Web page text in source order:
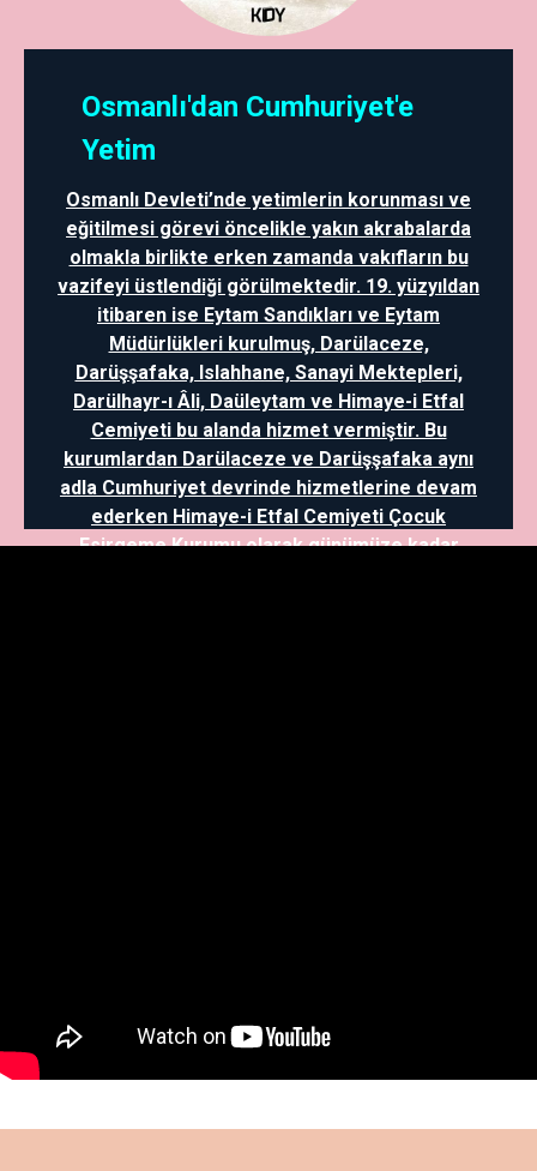
Osmanlı'dan Cumhuriyet'e
Yetim
Osmanlı Devleti’nde yetimlerin korunması ve
eğitilmesi görevi öncelikle yakın akrabalarda
olmakla birlikte erken zamanda vakıfların bu
vazifeyi üstlendiği görülmektedir. 19. yüzyıldan
itibaren ise Eytam Sandıkları ve Eytam
Müdürlükleri kurulmuş, Darülaceze,
Darüşşafaka, Islahhane, Sanayi Mektepleri,
Darülhayr-ı Âli, Daüleytam ve Himaye-i Etfal
Cemiyeti bu alanda hizmet vermiştir. Bu
kurumlardan Darülaceze ve Darüşşafaka aynı
adla Cumhuriyet devrinde hizmetlerine devam
ederken Himaye-i Etfal Cemiyeti Çocuk
Esirgeme Kurumu olarak günümüze kadar